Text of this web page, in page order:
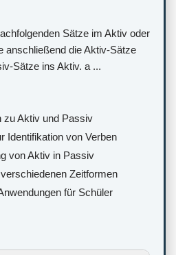
zu Aktiv und Passiv
Identifikation von Verben
von Aktiv in Passiv
Zeitformen
für Schüler